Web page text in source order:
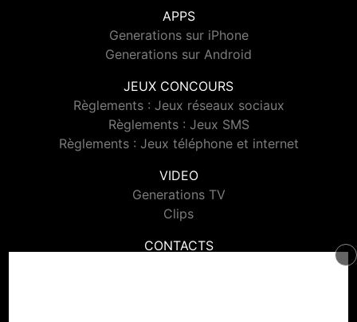
APPS
Generations sur iPhone
Generations sur Android
JEUX CONCOURS
Règlements : Jeux réseaux sociaux
Règlements : Jeux SMS
Règlements : Jeux téléphone et internet
VIDEO
Generations TV
Clips
CONTACTS